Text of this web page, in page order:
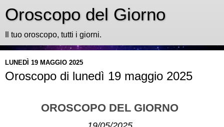
Oroscopo del Giorno
Il tuo oroscopo, tutti i giorni.
LUNEDÌ 19 MAGGIO 2025
Oroscopo di lunedì 19 maggio 2025
OROSCOPO DEL GIORNO